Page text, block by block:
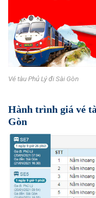
Vé tàu Phủ Lý đi Sài Gòn
Hành trình giá vé
Gòn